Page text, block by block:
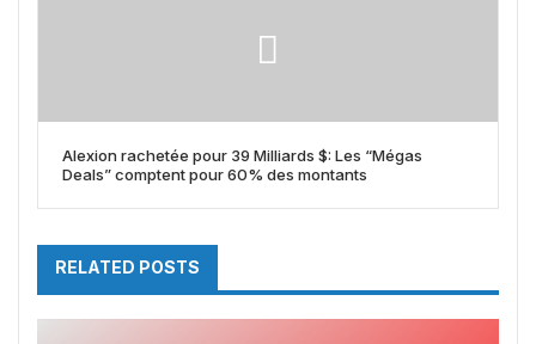
Alexion rachetée pour 39 Milliards $: Les “Mégas
Deals” comptent pour 60% des montants
RELATED POSTS